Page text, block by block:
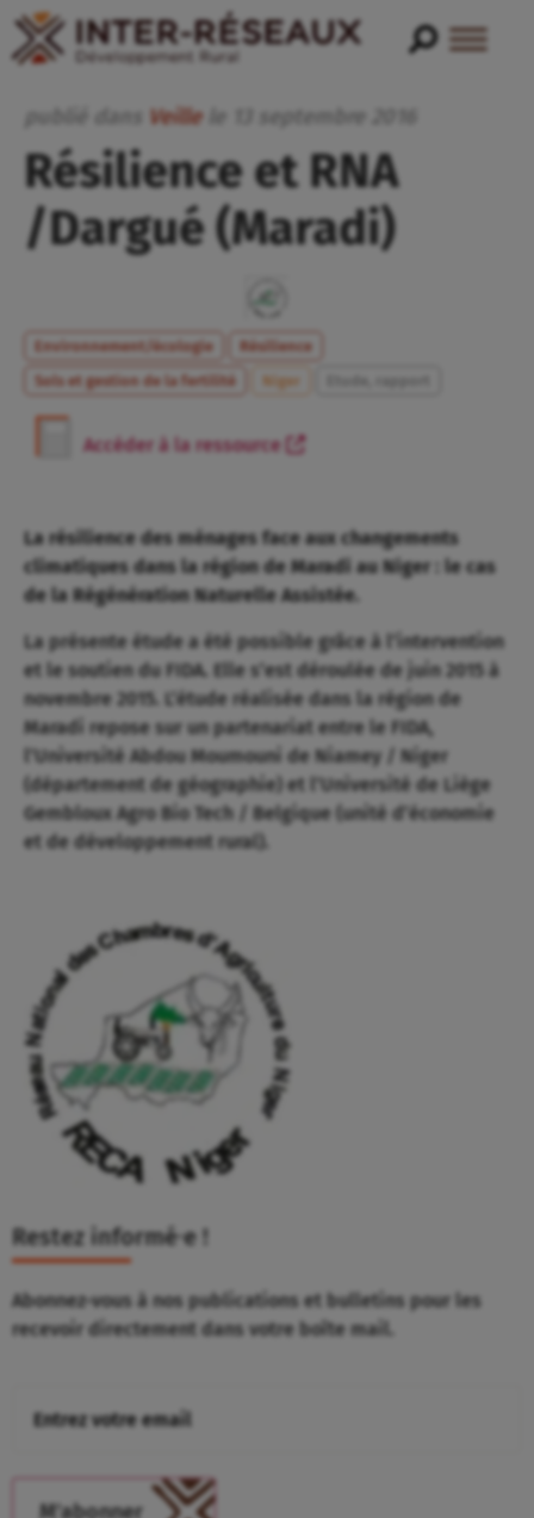
publié dans Veille le septembre
Résilience et RNA
/Dargué (Maradi)
Environnement/écologie
Résilience
Sols et gestion de la fertilité
Niger
Accéder à la ressource
La résilience des ménages face aux changements
climatiques dans la région de Maradi au Niger : le cas
de la Régénération Naturelle Assistée.
La présente étude a été possible grâce à l’intervention
et le soutien du FIDA. Elle s’est déroulée de juin 2015 à
novembre 2015. L’étude réalisée dans la région de
Maradi repose sur un partenariat entre le FIDA,
l’Université Abdou Moumouni de Niamey / Niger
(département de géographie) et l’Université de Liège
Gembloux Agro Bio Tech / Belgique (unité d’économie
et de développement rural).
Restez informé⸱e !
Abonnez-vous à nos publications et bulletins pour les
recevoir directement dans votre boîte mail.